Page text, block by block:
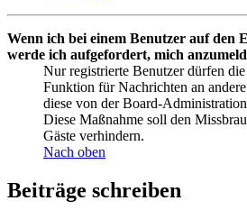
Wenn ich bei einem Benutzer auf den
werde ich aufgefordert, mich
Nur registrierte Benutzer dürfen
Funktion für Nachrichten an
diese von der Board-
Diese Maßnahme soll den
Gäste verhindern.
Nach oben
Beiträge schreiben